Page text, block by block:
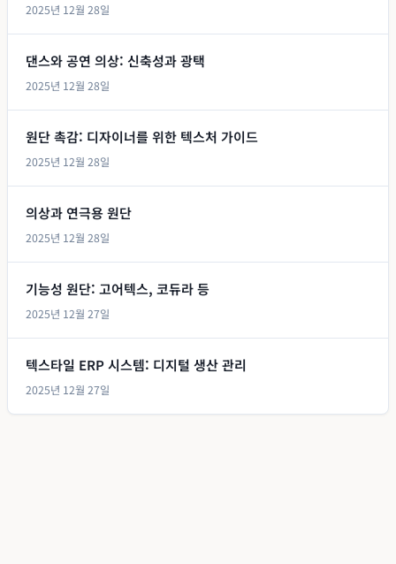
2025년 12월 28일
댄스와 공연 의상: 신축성과 광택
2025년 12월 28일
원단 촉감: 디자이너를 위한 텍스처 가이드
2025년 12월 28일
의상과 연극용 원단
2025년 12월 28일
기능성 원단: 고어텍스, 코듀라 등
2025년 12월 27일
텍스타일 ERP 시스템: 디지털 생산 관리
2025년 12월 27일